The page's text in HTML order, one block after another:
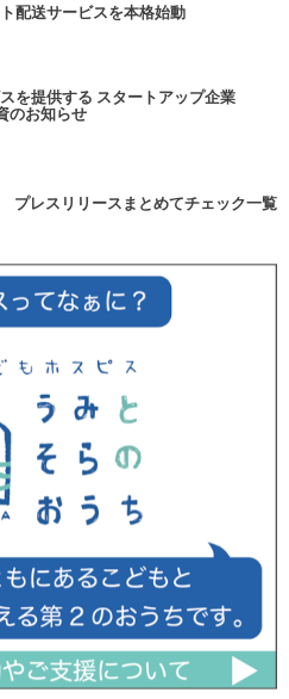
配送サービスを本格始動
を提供する スタートアップ企業
のお知らせ
プレスリリースまとめてチェック一覧